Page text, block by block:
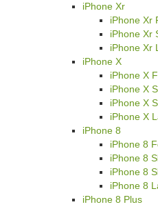
iPhone Xr
iPhone Xr
iPhone Xr
iPhone Xr
iPhone X
iPhone X
iPhone X
iPhone X
iPhone X
iPhone 8
iPhone 8
iPhone 8
iPhone 8
iPhone 8
iPhone 8 Plus